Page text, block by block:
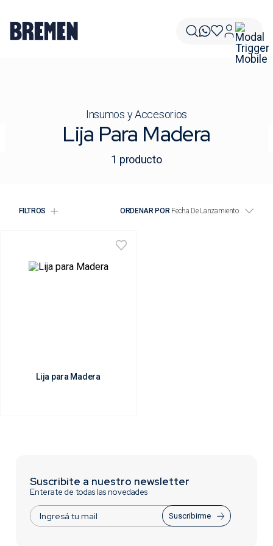
Insumos y Accesorios
Lija Para Madera
1 producto
FILTROS ORDENAR POR Fecha De Lanzamiento
Lija para Madera
Suscribite a nuestro newsletter
Enterate de todas las novedades
Suscribirme